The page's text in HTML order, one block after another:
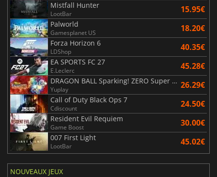
Mistfall Hunter
LootBar 15.95€
Palworld
Gamesplanet US 18.20€
Forza Horizon 6
LDShop 40.35€
EA SPORTS FC 27
E.Leclerc 45.28€
DRAGON BALL Sparking! ZERO Super Limit Breaking NEO
Yuplay 26.29€
Call of Duty Black Ops 7
Cdiscount 24.50€
Resident Evil Requiem
Game Boost 30.00€
007 First Light
LootBar 45.02€
NOUVEAUX JEUX